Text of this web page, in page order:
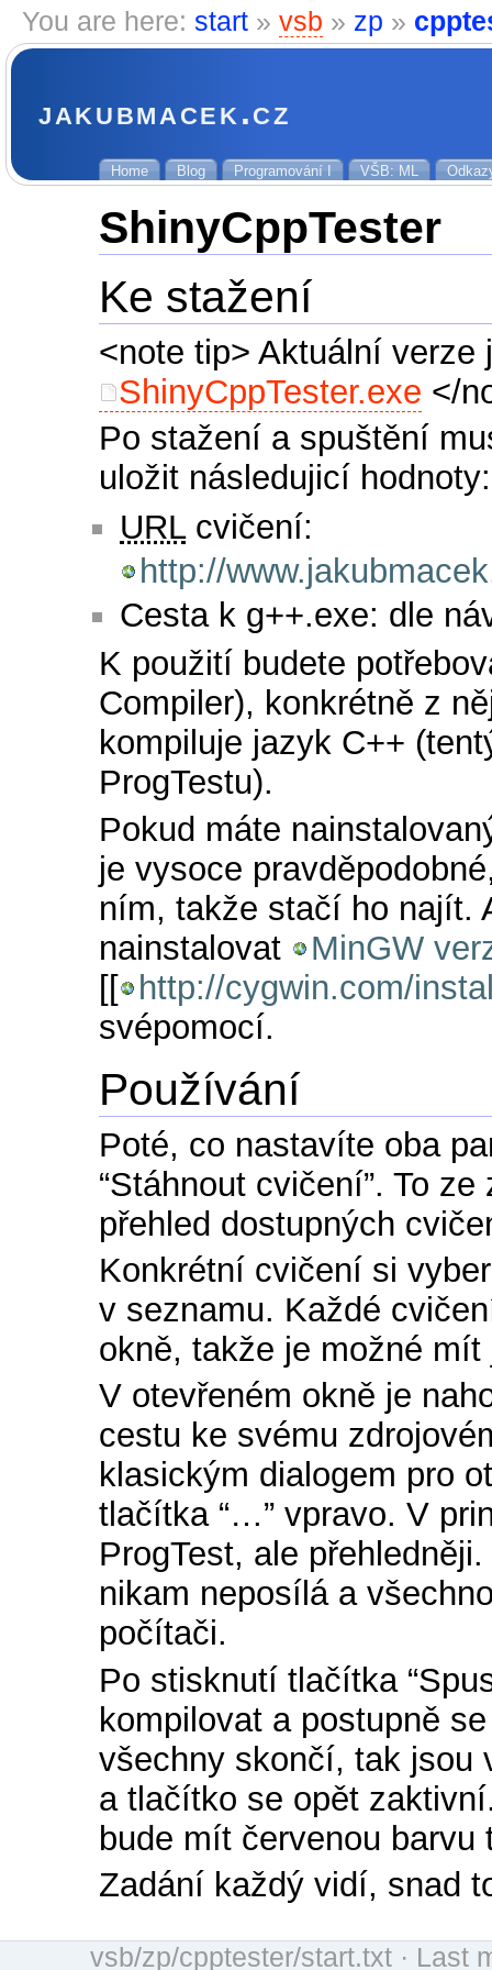
You are here: start » vsb » zp »
jakubmacek.cz
Home Blog Programování I VŠB: ML
ShinyCppTester
Ke stažení
<note tip> Aktuální
ShinyCppTester.exe </
Po stažení a spuštění
uložit následujicí hodnoty:
URLcvičení:
http://
Cesta k g++.exe: dle
K použití budete
Compiler), konkrétně z
kompiluje jazyk C++
ProgTestu).
Pokud máte
je vysoce
ním, takže stačí ho najít.
nainstalovat
MinGW
[[ http://cygwin.com/
svépomocí.
Používání
Poté, co nastavíte oba
“Stáhnout cvičení”. To
přehled dostupných
Konkrétní cvičení si
v seznamu. Každé
okně, takže je možné
V otevřeném okně je
cestu ke svému
klasickým dialogem pro
tlačítka “…” vpravo. V
ProgTest, ale
nikam neposílá a
počítači.
Po stisknutí tlačítka
kompilovat a postupně
všechny skončí, tak jsou
a tlačítko se opět
bude mít červenou barvu
Zadání každý vidí, snad
vsb/zp/cpptester/start.txt· Last